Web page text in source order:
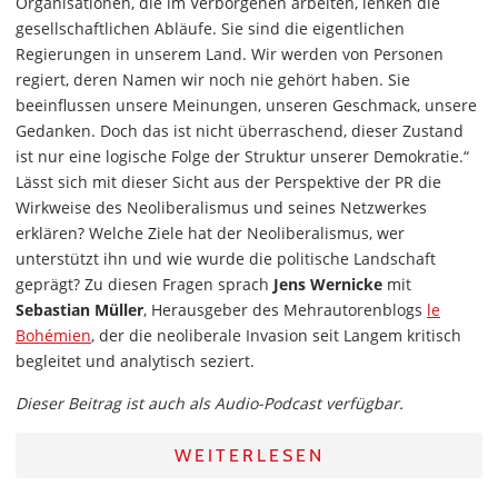
gesellschaftlichen Abläufe. Sie sind die eigentlichen
Regierungen in unserem Land. Wir werden von Personen
regiert, deren Namen wir noch nie gehört haben. Sie
beeinflussen unsere Meinungen, unseren Geschmack, unsere
Gedanken. Doch das ist nicht überraschend, dieser Zustand
ist nur eine logische Folge der Struktur unserer Demokratie.“
Lässt sich mit dieser Sicht aus der Perspektive der PR die
Wirkweise des Neoliberalismus und seines Netzwerkes
erklären? Welche Ziele hat der Neoliberalismus, wer
unterstützt ihn und wie wurde die politische Landschaft
geprägt? Zu diesen Fragen sprach Jens Wernicke mit
Sebastian Müller, Herausgeber des Mehrautorenblogs le
Bohémien, der die neoliberale Invasion seit Langem kritisch
begleitet und analytisch seziert.
Dieser Beitrag ist auch als Audio-Podcast verfügbar.
WEITERLESEN